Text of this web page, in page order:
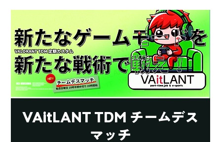
VAitLANT TDM チームデス
マッチ